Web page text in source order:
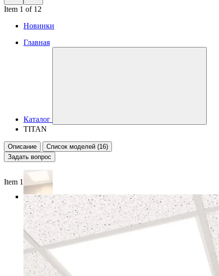
Item 1 of 12
Новинки
Главная
Каталог
TITAN
Описание
Список моделей (16)
Задать вопрос
Item 1 of 6